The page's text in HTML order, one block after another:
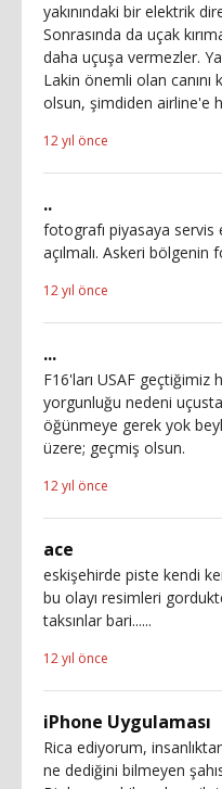
yakınındaki bir elektrik
Sonrasında da uçak
daha uçuşa vermezler.
Lakin önemli olan canını
olsun, şimdiden airline'e
12 yıl önce
..
fotografı piyasaya servis
açılmalı. Askeri bölgenin
12 yıl önce
...
F16'ları USAF
yorgunluğu nedeni
öğünmeye gerek yok
üzere; geçmiş olsun.
12 yıl önce
ace
eskişehirde piste kendi
bu olayı resimleri
taksınlar bari......
12 yıl önce
iPhone Uygulaması
Rica ediyorum,
ne dediğini bilmeyen